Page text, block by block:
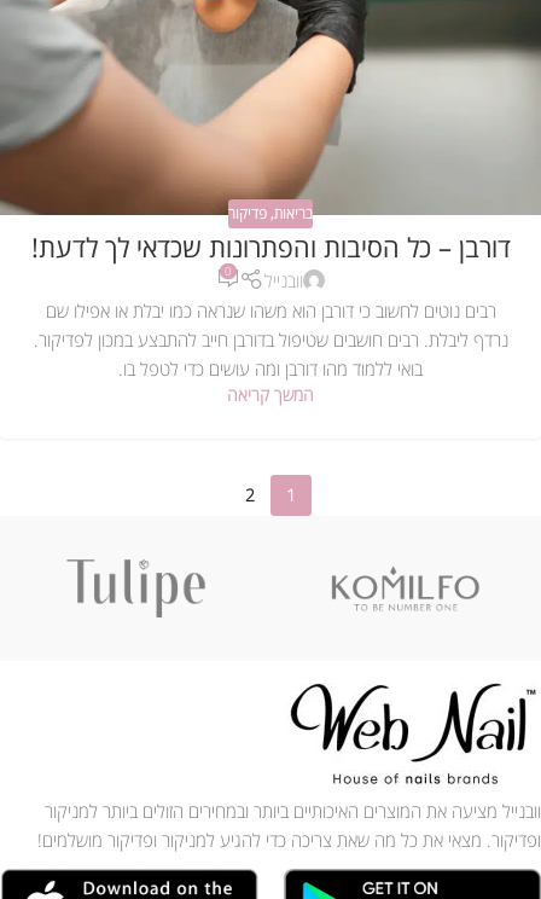
בריאות, פדיקור
דורבן – כל הסיבות והפתרונות שכדאי לך לדעת!
וובנייל 0
רבים נוטים לחשוב כי דורבן הוא משהו שנראה כמו יבלת או אפילו שם
נרדף ליבלת. רבים חושבים שטיפול בדורבן חייב להתבצע במכון לפדיקור.
בואי ללמוד מהו דורבן ומה עושים כדי לטפל בו.
המשך קריאה
1
2
וובנייל מציעה את המוצרים האיכותיים ביותר ובמחירים הזולים ביותר למניקור
ופדיקור. מצאי את כל מה שאת צריכה כדי להגיע למניקור ופדיקור מושלמים!